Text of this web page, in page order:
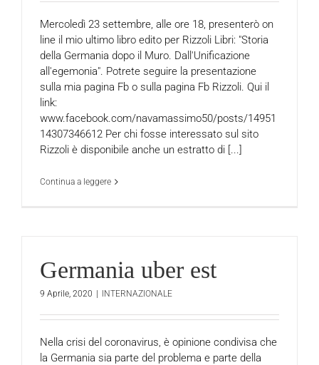
Mercoledì 23 settembre, alle ore 18, presenterò on
line il mio ultimo libro edito per Rizzoli Libri: "Storia
della Germania dopo il Muro. Dall'Unificazione
all'egemonia". Potrete seguire la presentazione
sulla mia pagina Fb o sulla pagina Fb Rizzoli. Qui il
link:
www.facebook.com/navamassimo50/posts/14951
14307346612 Per chi fosse interessato sul sito
Rizzoli è disponibile anche un estratto di [...]
Continua a leggere
Germania uber est
9 Aprile, 2020 | INTERNAZIONALE
Nella crisi del coronavirus, è opinione condivisa che
la Germania sia parte del problema e parte della